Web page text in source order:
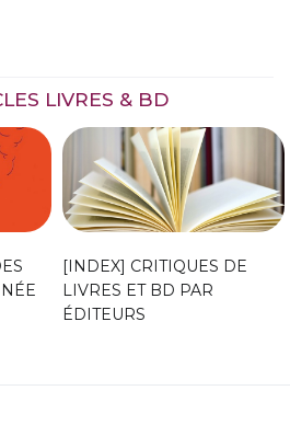
LIVRES & BD
[INDEX] CRITIQUES DE
LIVRES ET BD PAR
ÉDITEURS